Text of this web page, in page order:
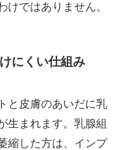
けではありません。
にくい仕組み
と皮膚のあいだに乳
生まれます。乳腺組
縮した方は、インプ